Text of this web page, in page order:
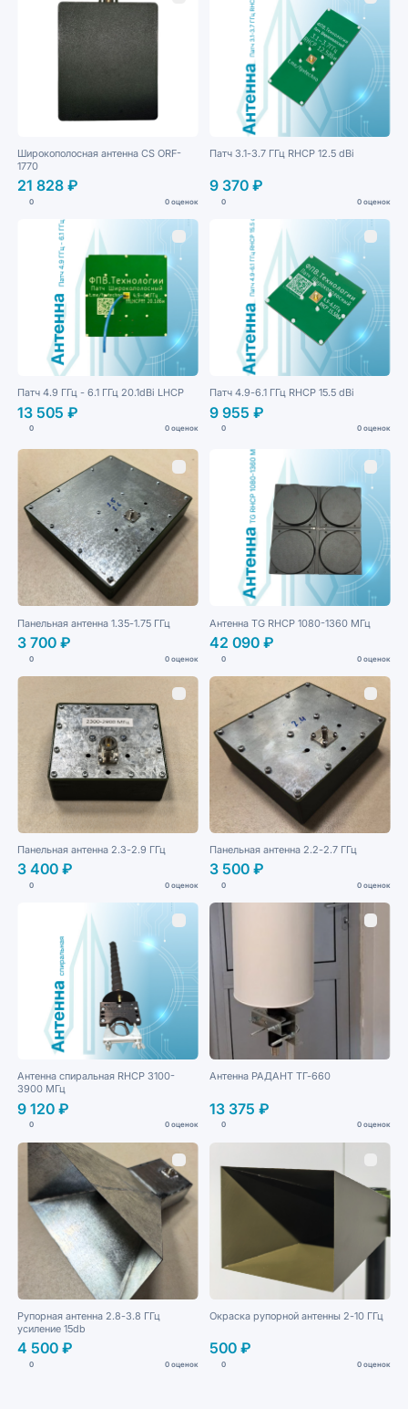
Широкополосная антенна CS ORF-
1770
21 828 ₽
0 0 оценок
Патч 3.1-3.7 ГГц RHCP 12.5 dBi
9 370 ₽
0 0 оценок
Патч 4.9 ГГц - 6.1 ГГц 20.1dBi LHCP
13 505 ₽
0 0 оценок
Патч 4.9-6.1 ГГц RHCP 15.5 dBi
9 955 ₽
0 0 оценок
Панельная антенна 1.35-1.75 ГГц
3 700 ₽
0 0 оценок
Антенна TG RHCP 1080-1360 МГц
42 090 ₽
0 0 оценок
Панельная антенна 2.3-2.9 ГГц
3 400 ₽
0 0 оценок
Панельная антенна 2.2-2.7 ГГц
3 500 ₽
0 0 оценок
Антенна спиральная RHCP 3100-
3900 МГц
9 120 ₽
0 0 оценок
Антенна РАДАНТ ТГ-660
13 375 ₽
0 0 оценок
Рупорная антенна 2.8-3.8 ГГц
усиление 15db
4 500 ₽
0 0 оценок
Окраска рупорной антенны 2-10 ГГц
500 ₽
0 0 оценок